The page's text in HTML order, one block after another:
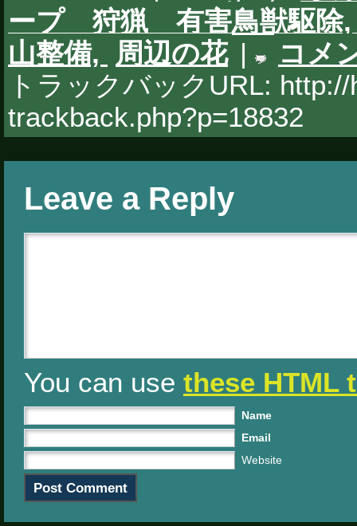
ープ 狩猟 有害鳥獣駆除
山整備,
周辺の花 |
コメ
トラックバックURL:
trackback.php?p=18832
Leave a Reply
You can use these HTML
Name
Email
Website